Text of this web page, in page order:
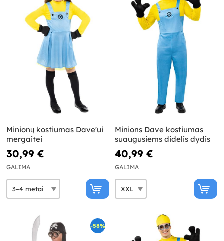
Minionų kostiumas Dave'ui
mergaitei
30,99 €
GALIMA
Minions Dave kostiumas
suaugusiems didelis dydis
40,99 €
GALIMA
-58%